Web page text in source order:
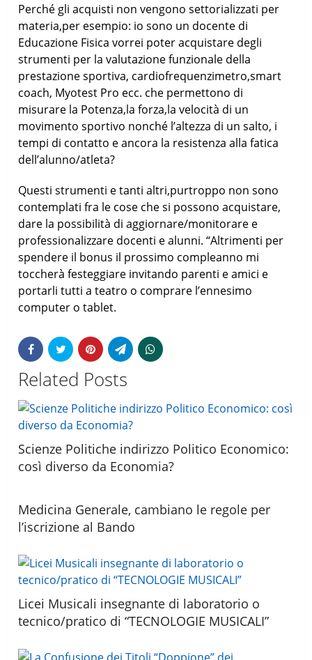
Perché gli acquisti non vengono settorializzati per
materia,per esempio: io sono un docente di
Educazione Fisica vorrei poter acquistare degli
strumenti per la valutazione funzionale della
prestazione sportiva, cardiofrequenzimetro,smart
coach, Myotest Pro ecc. che permettono di
misurare la Potenza,la forza,la velocità di un
movimento sportivo nonché l’altezza di un salto, i
tempi di contatto e ancora la resistenza alla fatica
dell’alunno/atleta?
Questi strumenti e tanti altri,purtroppo non sono
contemplati fra le cose che si possono acquistare,
dare la possibilità di aggiornare/monitorare e
professionalizzare docenti e alunni. “Altrimenti per
spendere il bonus il prossimo compleanno mi
toccherà festeggiare invitando parenti e amici e
portarli tutti a teatro o comprare l’ennesimo
computer o tablet.
Related Posts
Scienze Politiche indirizzo Politico Economico:
così diverso da Economia?
Medicina Generale, cambiano le regole per
l’iscrizione al Bando
Licei Musicali insegnante di laboratorio o
tecnico/pratico di “TECNOLOGIE MUSICALI”